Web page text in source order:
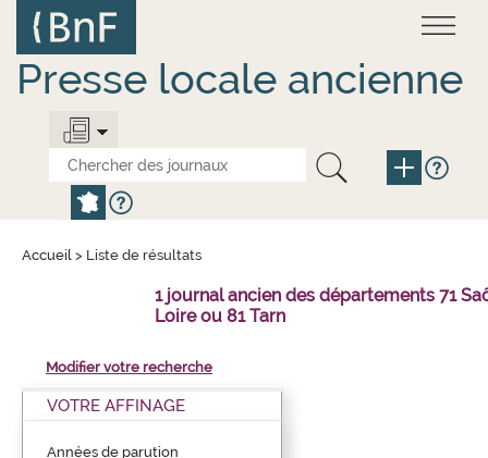
contenu
principal
Presse locale ancienne
Accueil > Liste de résultats
1 journal ancien des départements 71
Loire ou 81 Tarn
Modifier votre recherche
VOTRE AFFINAGE
Années de parution
Panneau de gestion des cookies